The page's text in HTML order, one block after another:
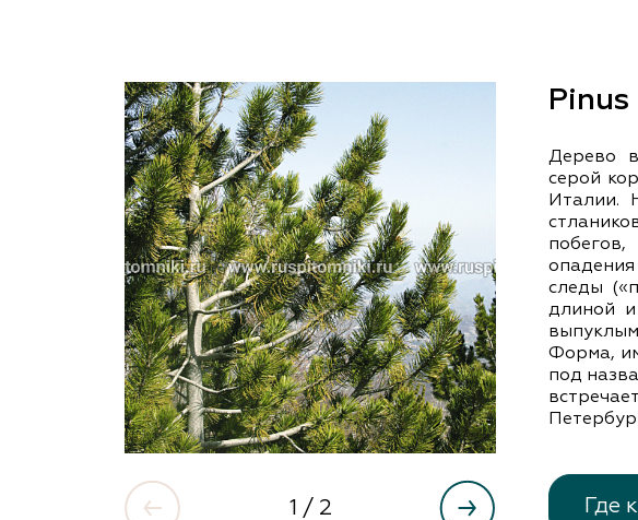
Региональные
представительства
1 / 2
Дерево
серой
Италии.
следы
длиной
Форма,
под
Где